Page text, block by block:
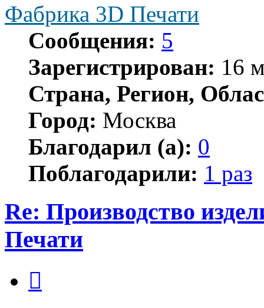
Фабрика 3D Печати
Сообщения: 5
Зарегистрирован: 16
Страна, Регион,
Город: Москва
Благодарил (а): 0
Поблагодарили: 1 раз
Re: Производство
Печати